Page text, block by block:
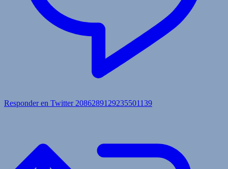
Responder en Twitter 2086289129235501139